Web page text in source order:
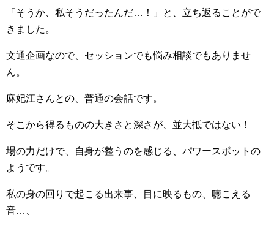
「そうか、私そうだったんだ…！」と、立ち返ることがで
きました。
文通企画なので、セッションでも悩み相談でもありませ
ん。
麻妃江さんとの、普通の会話です。
そこから得るものの大きさと深さが、並大抵ではない！
場の力だけで、自身が整うのを感じる、パワースポットの
ようです。
私の身の回りで起こる出来事、目に映るもの、聴こえる
音…、